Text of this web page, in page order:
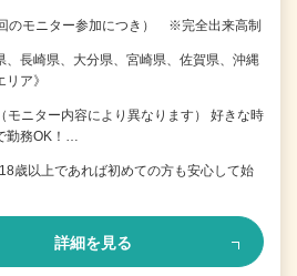
のモニター参加につき） ※完全出来高制
、長崎県、大分県、宮崎県、佐賀県、沖縄
ア》
モニター内容により異なります） 好きな時
勤務OK！…
歳以上であれば初めての方も安心して始
詳細を見る